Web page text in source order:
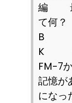
編 最
て何？
B
K当
FM-7
記憶が
になっ